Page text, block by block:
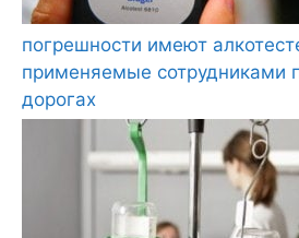
погрешности имеют
применяемые сотрудниками
дорогах